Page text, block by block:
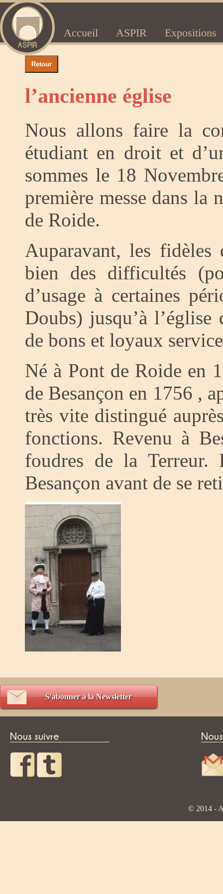
Accueil ASPIR Expositions
l’ancienne église
Nous allons faire la
étudiant en droit et
sommes le 18
première messe dans la
de Roide.
Auparavant, les fidèles
bien des difficultés
d’usage à certaines
Doubs) jusqu’à
de bons et loyaux
Né à Pont de Roide en
de Besançon en 1756 ,
très vite distingué
fonctions. Revenu à
foudres de la
Besançon avant de se
S'abonner à la Newsletter
Nous suivre
© 2014 -